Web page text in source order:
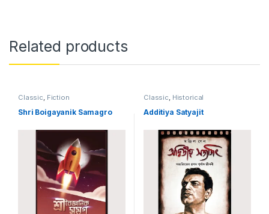
Related products
Classic, Fiction
Shri Boigayanik Samagro
Classic, Historical
Additiya Satyajit